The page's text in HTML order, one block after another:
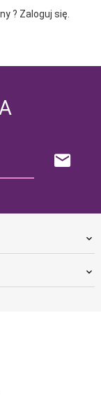
? Zaloguj się.
24.12.2025–
HOKUS